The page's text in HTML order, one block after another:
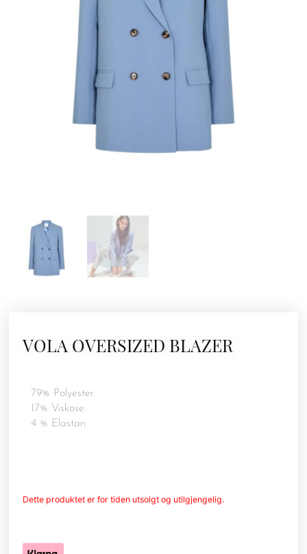
VOLA OVERSIZED BLAZER
79% Polyester.
17% Viskose.
4 % Elastan.
Dette produktet er for tiden utsolgt og utilgjengelig.